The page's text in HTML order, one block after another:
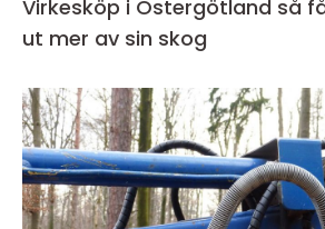
Virkesköp i Östergötland så får skogsägaren
ut mer av sin skog